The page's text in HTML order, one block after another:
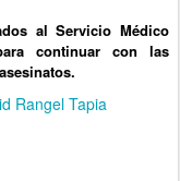
al Servicio Médico
continuar con las
Rangel Tapia